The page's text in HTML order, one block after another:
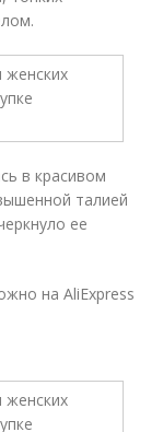
в красивом
талией
ее
на AliExpress